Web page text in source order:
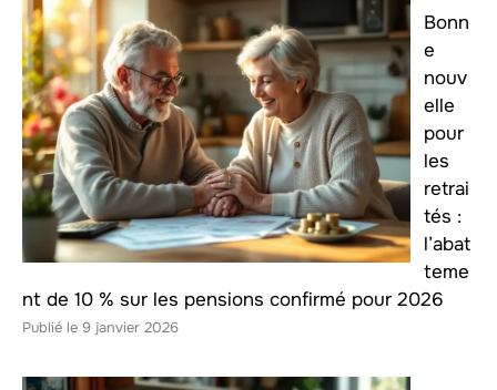
Bonn
e
nouv
elle
pour
les
retrai
tés :
l’abat
teme
nt de 10 % sur les pensions confirmé pour 2026
9 janvier 2026